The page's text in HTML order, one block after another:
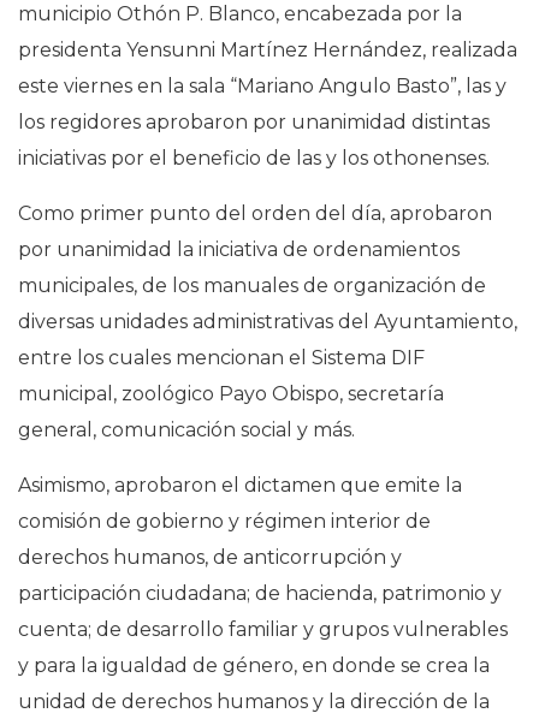
municipio Othón P. Blanco, encabezada por la
presidenta Yensunni Martínez Hernández, realizada
este viernes en la sala “Mariano Angulo Basto”, las y
los regidores aprobaron por unanimidad distintas
iniciativas por el beneficio de las y los othonenses.
Como primer punto del orden del día, aprobaron
por unanimidad la iniciativa de ordenamientos
municipales, de los manuales de organización de
diversas unidades administrativas del Ayuntamiento,
entre los cuales mencionan el Sistema DIF
municipal, zoológico Payo Obispo, secretaría
general, comunicación social y más.
Asimismo, aprobaron el dictamen que emite la
comisión de gobierno y régimen interior de
derechos humanos, de anticorrupción y
participación ciudadana; de hacienda, patrimonio y
cuenta; de desarrollo familiar y grupos vulnerables
y para la igualdad de género, en donde se crea la
unidad de derechos humanos y la dirección de la